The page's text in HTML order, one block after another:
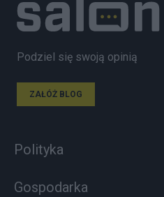
Podziel się swoją opinią
ZAŁÓŻ BLOG
Polityka
Gospodarka